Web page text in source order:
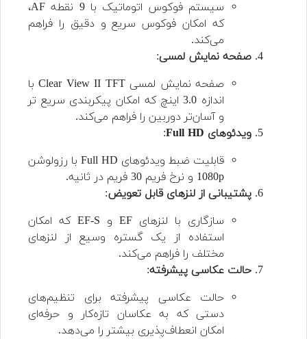
سیستم فوکوس اتوماتیک با 9 نقطه AF،
که امکان فوکوس سریع و دقیق را فراهم
می‌کند.
صفحه نمایش لمسی:
صفحه نمایش لمسی Clear View II TFT با
اندازه 3.0 اینچ که امکان پیکربندی سریع تر
و آسان‌تر دوربین را فراهم می‌کند.
ویدئوهای Full HD
:
قابلیت ضبط ویدئوهای Full HD با رزولوشن
1080p و نرخ فریم 30 فریم در ثانیه.
پشتیبانی از لنزهای قابل تعویض:
سازگاری با لنزهای EF و EF-S که امکان
استفاده از یک گستره وسیع از لنزهای
مختلف را فراهم می‌کند.
حالت عکاسی پیشرفته:
حالت عکاسی پیشرفته برای تنظیم‌های
دستی که به عکاسان تازه‌کار و حرفه‌ای
امکان انعطاف‌پذیری بیشتر را می‌دهد.